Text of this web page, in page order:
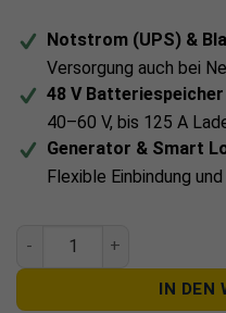
Notstrom (UPS) &
Versorgung auch bei
48 V
40–60 V, bis 125 A
Generator & Smart
Flexible Einbindung
Growatt WIT 5k-HU 5 kW
IN DEN